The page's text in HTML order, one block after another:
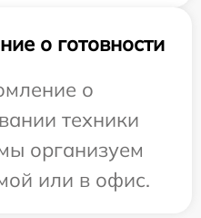
о готовности
о
техники
организуем
или в офис.